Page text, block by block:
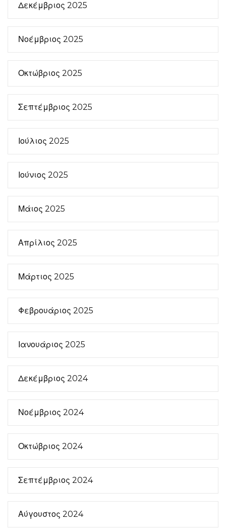
Δεκέμβριος 2025
Νοέμβριος 2025
Οκτώβριος 2025
Σεπτέμβριος 2025
Ιούλιος 2025
Ιούνιος 2025
Μάιος 2025
Απρίλιος 2025
Μάρτιος 2025
Φεβρουάριος 2025
Ιανουάριος 2025
Δεκέμβριος 2024
Νοέμβριος 2024
Οκτώβριος 2024
Σεπτέμβριος 2024
Αύγουστος 2024